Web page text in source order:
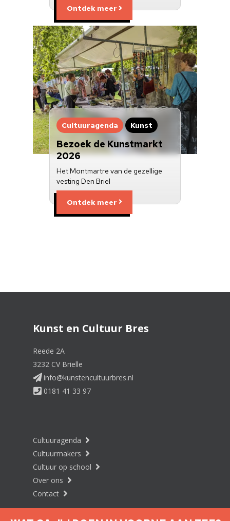
Ontdek meer
Cultuuragenda Kunst
Bezoek de Kunstmarkt
2026
Het Montmartre van de gezellige
vesting Den Briel
Ontdek meer
Kunst en Cultuur Bres
Reede 2A
3232 CV Brielle
info@kunstencultuurbres.nl
0181 41 33 97
Cultuuragenda
Cultuurmakers
Cultuur op school
Over ons
Contact